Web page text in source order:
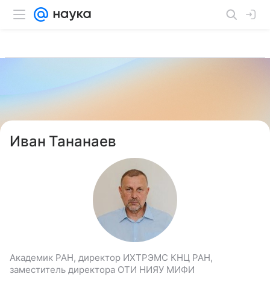
Иван Тананаев
Академик РАН, директор ИХТРЭМС КНЦ РАН,
заместитель директора ОТИ НИЯУ МИФИ